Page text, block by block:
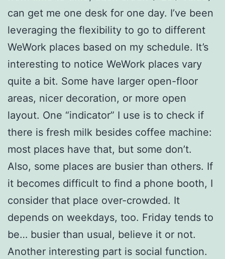
can get me one desk for one day. I’ve been
leveraging the flexibility to go to different
WeWork places based on my schedule. It’s
interesting to notice WeWork places vary
quite a bit. Some have larger open-floor
areas, nicer decoration, or more open
layout. One “indicator” I use is to check if
there is fresh milk besides coffee machine:
most places have that, but some don’t.
Also, some places are busier than others. If
it becomes difficult to find a phone booth, I
consider that place over-crowded. It
depends on weekdays, too. Friday tends to
be… busier than usual, believe it or not.
Another interesting part is social function.